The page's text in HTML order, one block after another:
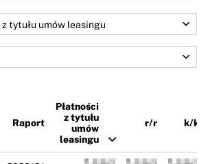
Raport
Płatności
z tytułu
umów
leasingu
r/r k/k